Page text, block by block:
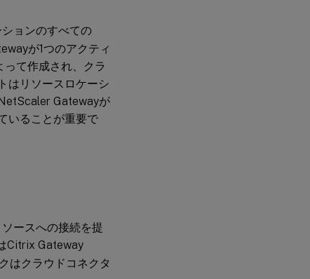
ョンのすべての
が1つのアクティ
て作成され、クラ
はリソースロケーシ
Gatewayが
いることが重要で
ースへの接続を提
Citrix Gateway
はクラウドコネクタ